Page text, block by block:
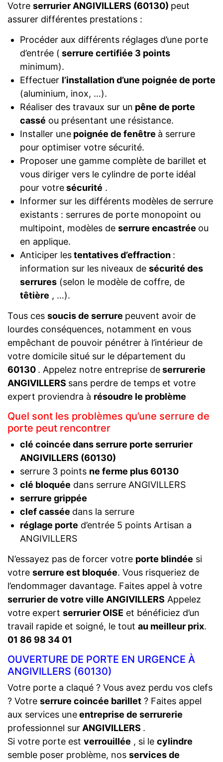
Votre serrurier ANGIVILLERS (60130) peut
assurer différentes prestations :
Procéder aux différents réglages d’une porte
d’entrée ( serrure certifiée 3 points
minimum).
Effectuer l’installation d’une poignée de porte
(aluminium, inox, …).
Réaliser des travaux sur un pêne de porte
cassé ou présentant une résistance.
Installer unepoignée de fenêtre à serrure
pour optimiser votre sécurité.
Proposer une gamme complète de barillet et
vous diriger vers le cylindre de porte idéal
pour votresécurité .
Informer sur les différents modèles de serrure
existants : serrures de porte monopoint ou
multipoint, modèles de serrure encastrée ou
en applique.
Anticiper lestentatives d’effraction :
information sur les niveaux de sécurité des
serrures(selon le modèle de coffre, de
têtière , …).
Tous ces soucis de serrure peuvent avoir de
lourdes conséquences, notamment en vous
empêchant de pouvoir pénétrer à l’intérieur de
votre domicile situé sur le département du
60130 . Appelez notre entreprise deserrurerie
ANGIVILLERS sans perdre de temps et votre
expert proviendra à résoudre le problème
Quel sont les problèmes qu’une serrure de
porte peut rencontrer
clé coincée dans serrure porte serrurier
ANGIVILLERS (60130)
serrure 3 points ne ferme plus 60130
clé bloquée dans serrure ANGIVILLERS
serrure grippée
clef cassée dans la serrure
réglage porte d’entrée 5 points Artisan a
ANGIVILLERS
N’essayez pas de forcer votre porte blindée si
votre serrure est bloquée. Vous risqueriez de
l’endommager davantage. Faites appel à votre
serrurier de votre ville ANGIVILLERS Appelez
votre expert serrurier OISE et bénéficiez d’un
travail rapide et soigné, le tout au meilleur prix.
01 86 98 34 01
OUVERTURE DE PORTE EN URGENCE À
ANGIVILLERS (60130)
Votre porte a claqué ? Vous avez perdu vos clefs
? Votre serrure coincée barillet ? Faites appel
aux services uneentreprise de serrurerie
professionnel sur ANGIVILLERS .
Si votre porte est verrouillée , si le cylindre
semble poser problème, nos services de